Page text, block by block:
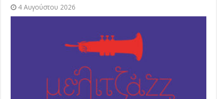
4 Αυγούστου 2026